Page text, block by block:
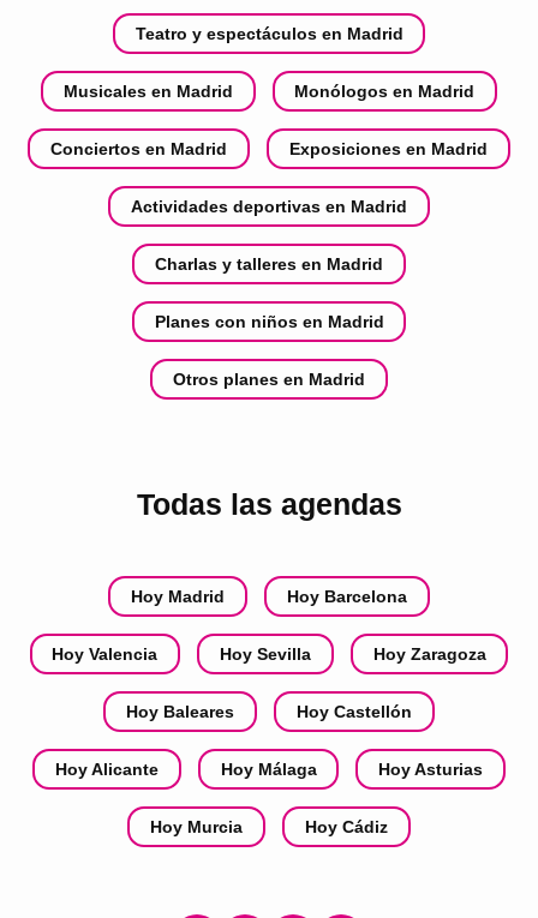
Teatro y espectáculos en Madrid
Musicales en Madrid Monólogos en Madrid
Conciertos en Madrid Exposiciones en Madrid
Actividades deportivas en Madrid
Charlas y talleres en Madrid
Planes con niños en Madrid
Otros planes en Madrid
Todas las agendas
Hoy Madrid Hoy Barcelona
Hoy Valencia Hoy Sevilla Hoy Zaragoza
Hoy Baleares Hoy Castellón
Hoy Alicante Hoy Málaga Hoy Asturias
Hoy Murcia Hoy Cádiz